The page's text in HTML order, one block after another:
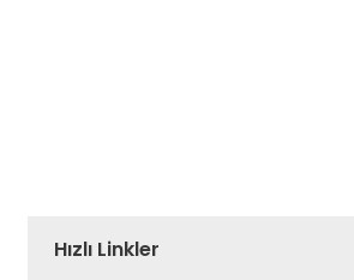
Hızlı Linkler